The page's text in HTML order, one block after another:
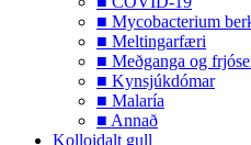
■ Mycobacterium
■ Meltingarfæri
■ Meðganga og
■ Kynsjúkdómar
■ Malaría
■ Annað
Kolloidalt gull